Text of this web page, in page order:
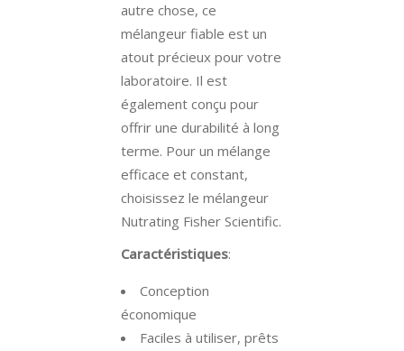
autre chose, ce
mélangeur fiable est un
atout précieux pour votre
laboratoire. Il est
également conçu pour
offrir une durabilité à long
terme. Pour un mélange
efficace et constant,
choisissez le mélangeur
Nutrating Fisher Scientific.
Caractéristiques:
Conception
économique
Faciles à utiliser, prêts